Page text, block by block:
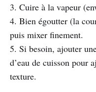
3. Cuire à la vapeur
4. Bien égoutter (la
puis mixer finement.
5. Si besoin, ajouter
d’eau de cuisson pour
texture.